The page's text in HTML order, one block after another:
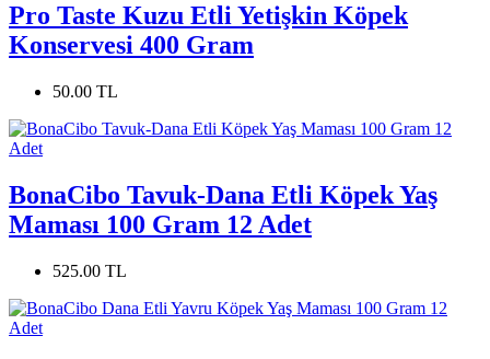
Pro Taste Kuzu Etli Yetişkin Köpek
Konservesi 400 Gram
50.00 TL
BonaCibo Tavuk-Dana Etli Köpek Yaş
Maması 100 Gram 12 Adet
525.00 TL